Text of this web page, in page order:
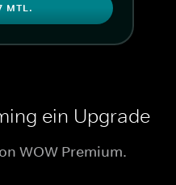
MTL.
ein Upgrade
WOW Premium.